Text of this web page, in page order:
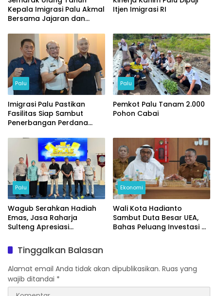
Kepala Imigrasi Palu Akmal
Bersama Jajaran dan
Itjen Imigrasi RI
Palu
Imigrasi Palu Pastikan
Fasilitas Siap Sambut
Penerbangan Perdana
Palu
Pemkot Palu Tanam 2.000
Pohon Cabai
Palu
Wagub Serahkan Hadiah
Emas, Jasa Raharja
Sulteng Apresiasi
Ekonomi
Wali Kota Hadianto
Sambut Duta Besar UEA,
Bahas Peluang Investasi di
Tinggalkan Balasan
Alamat email Anda tidak akan dipublikasikan. Ruas yang
wajib ditandai *